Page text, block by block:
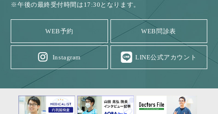
※午後の最終受付時間は17:30となります。
WEB予約 WEB問診表
Instagram LINE公式アカウント